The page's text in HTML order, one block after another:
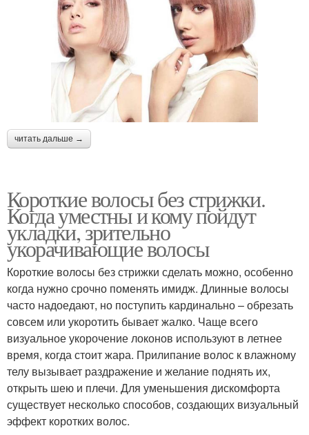
читать дальше →
Короткие волосы без стрижки.
Когда уместны и кому пойдут
укладки, зрительно
укорачивающие волосы
Короткие волосы без стрижки сделать можно, особенно
когда нужно срочно поменять имидж. Длинные волосы
часто надоедают, но поступить кардинально – обрезать
совсем или укоротить бывает жалко. Чаще всего
визуальное укорочение локонов используют в летнее
время, когда стоит жара. Прилипание волос к влажному
телу вызывает раздражение и желание поднять их,
открыть шею и плечи. Для уменьшения дискомфорта
существует несколько способов, создающих визуальный
эффект коротких волос.